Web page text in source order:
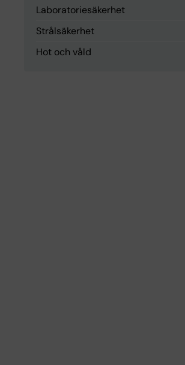
Laboratoriesäkerhet
Strålsäkerhet
Hot och våld